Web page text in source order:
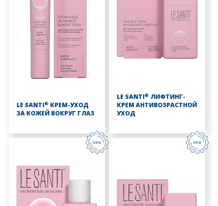
LE SANTI® КРЕМ-УХОД
ЗА КОЖЕЙ ВОКРУГ ГЛАЗ
LE SANTI® ЛИФТИНГ-
КРЕМ АНТИВОЗРАСТНОЙ
УХОД